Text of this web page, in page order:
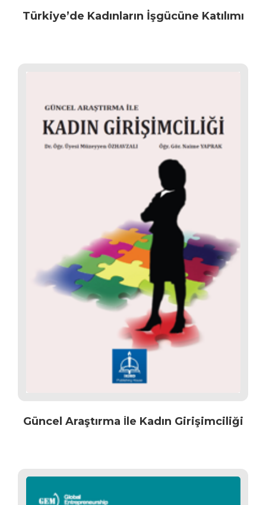
Türkiye’de Kadınların İşgücüne Katılımı
Güncel Araştırma İle Kadın Girişimciliği